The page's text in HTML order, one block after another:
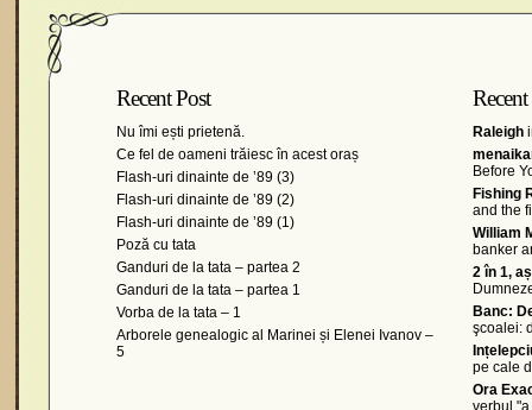
Recent Post
Nu îmi ești prietenă.
Ce fel de oameni trăiesc în acest oraș
Flash-uri dinainte de ’89 (3)
Flash-uri dinainte de ’89 (2)
Flash-uri dinainte de ’89 (1)
Poză cu tata
Ganduri de la tata – partea 2
Ganduri de la tata – partea 1
Vorba de la tata – 1
Arborele genealogic al Marinei și Elenei Ivanov –
5
Raleigh
Before
Fishing
and the
William
banker
2 în 1,
Banc:
şcoalei:
pe cale
Ora
verbul "a